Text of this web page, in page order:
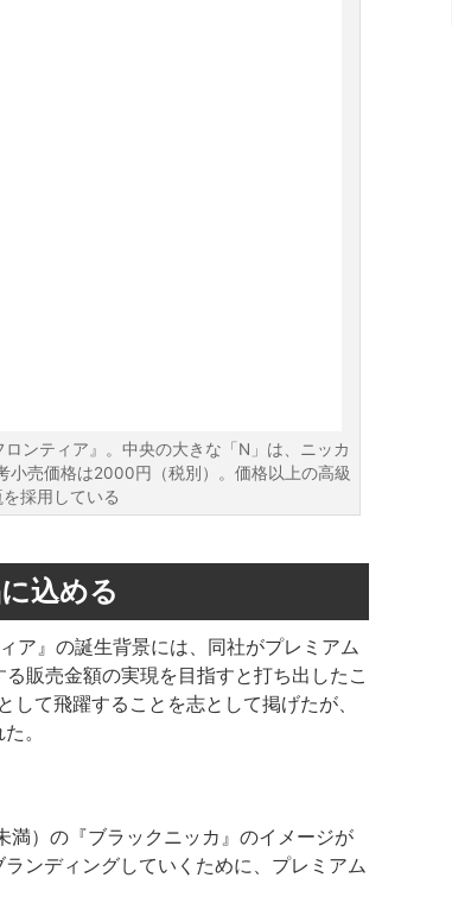
ンティア』。中央の大きな「N」は、ニッカ
売価格は2000円（税別）。価格以上の高級
採用している
込める
ア』の誕生背景には、同社がプレミアム
販売金額の実現を目指すと打ち出したこ
て飛躍することを志として掲げたが、
。
満）の『ブラックニッカ』のイメージが
ンディングしていくために、プレミアム